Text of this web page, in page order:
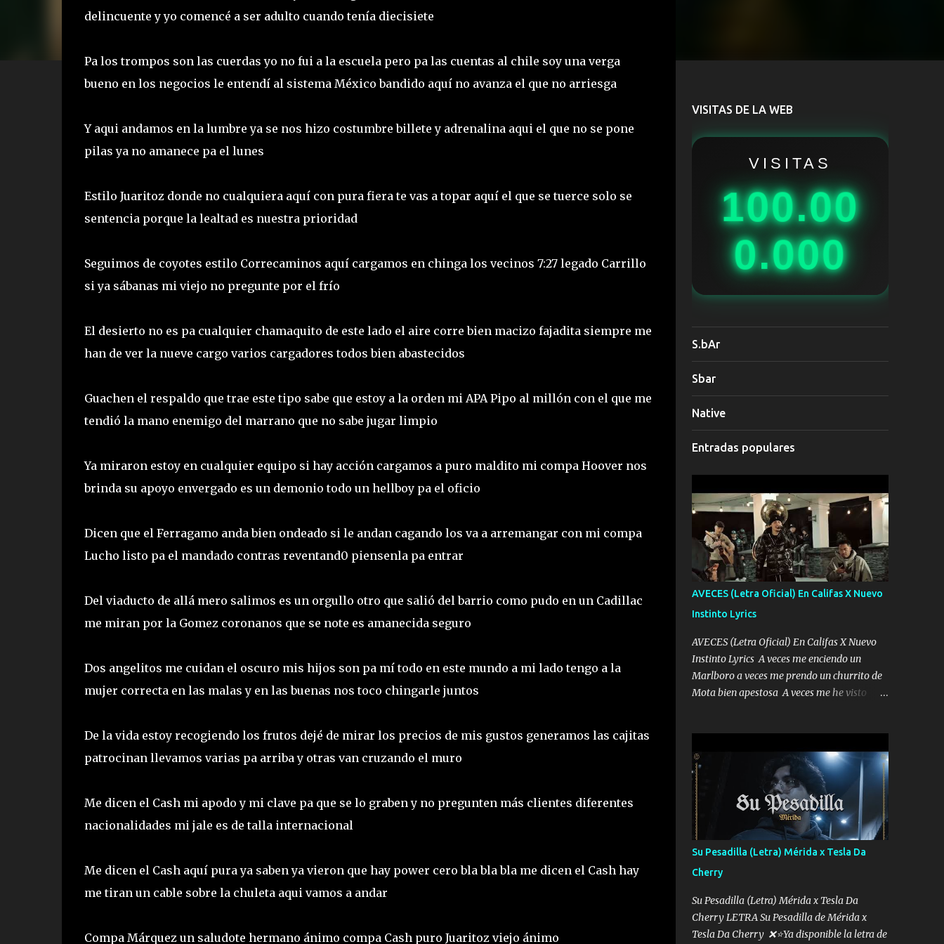
delincuente y yo comencé a ser adulto cuando tenía diecisiete
Pa los trompos son las cuerdas yo no fui a la escuela pero pa las cuentas al chile soy una verga
bueno en los negocios le entendí al sistema México bandido aquí no avanza el que no arriesga
Y aqui andamos en la lumbre ya se nos hizo costumbre billete y adrenalina aqui el que no se pone
pilas ya no amanece pa el lunes
Estilo Juaritoz donde no cualquiera aquí con pura fiera te vas a topar aquí el que se tuerce solo se
sentencia porque la lealtad es nuestra prioridad
Seguimos de coyotes estilo Correcaminos aquí cargamos en chinga los vecinos 7:27 legado Carrillo
si ya sábanas mi viejo no pregunte por el frío
El desierto no es pa cualquier chamaquito de este lado el aire corre bien macizo fajadita siempre me
han de ver la nueve cargo varios cargadores todos bien abastecidos
Guachen el respaldo que trae este tipo sabe que estoy a la orden mi APA Pipo al millón con el que me
tendió la mano enemigo del marrano que no sabe jugar limpio
Ya miraron estoy en cualquier equipo si hay acción cargamos a puro maldito mi compa Hoover nos
brinda su apoyo envergado es un demonio todo un hellboy pa el oficio
Dicen que el Ferragamo anda bien ondeado si le andan cagando los va a arremangar con mi compa
Lucho listo pa el mandado contras reventand0 piensenla pa entrar
Del viaducto de allá mero salimos es un orgullo otro que salió del barrio como pudo en un Cadillac
me miran por la Gomez coronanos que se note es amanecida seguro
Dos angelitos me cuidan el oscuro mis hijos son pa mí todo en este mundo a mi lado tengo a la
mujer correcta en las malas y en las buenas nos toco chingarle juntos
De la vida estoy recogiendo los frutos dejé de mirar los precios de mis gustos generamos las cajitas
patrocinan llevamos varias pa arriba y otras van cruzando el muro
Me dicen el Cash mi apodo y mi clave pa que se lo graben y no pregunten más clientes diferentes
nacionalidades mi jale es de talla internacional
Me dicen el Cash aquí pura ya saben ya vieron que hay power cero bla bla bla me dicen el Cash hay
me tiran un cable sobre la chuleta aqui vamos a andar
Compa Márquez un saludote hermano ánimo compa Cash puro Juaritoz viejo ánimo
VISITAS DE LA WEB
VISITAS
100.00
0.000
S.bAr
Sbar
Native
Entradas populares
AVECES (Letra Oficial) En Califas X Nuevo
Instinto Lyrics
AVECES (Letra Oficial) En Califas X Nuevo
Instinto Lyrics A veces me enciendo un
Marlboro a veces me prendo un churrito de
Mota bien apestosa A veces me he visto
me mandó yo tengo el control a todos yo les
paro el dedo soy hocicon un malcriado un
malandrón Que Les importa no saben nada
falsas las risas las que me miran hay gente
corriente no quieren verte subir de level
trucha mis plebes Música A veces me pongo
un sombrero a veces me ven la cachucha de
lado con la mirada siempre en alto A veces
me fajó una super o a veces me fajó una
Glock siempre armado todas las
generaciones yo traigo El chiste es que hago
Su Pesadilla (Letra) Mérida x Tesla Da
Cherry
Su Pesadilla (Letra) Mérida x Tesla Da
Cherry LETRA Su Pesadilla de Mérida x
Tesla Da Cherry ❌⭐Ya disponible la letra de